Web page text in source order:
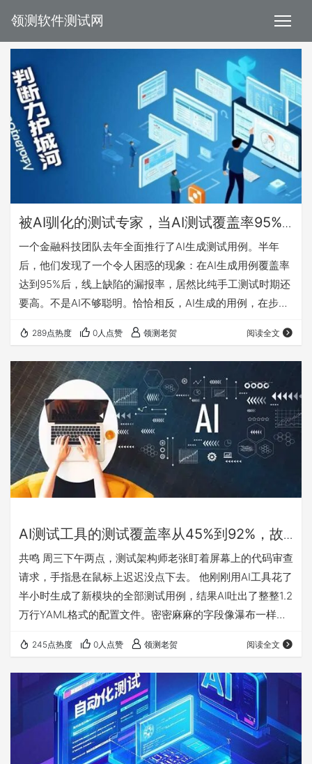
领测软件测试网
被AI驯化的测试专家，当AI测试覆盖率95%
时，缺陷漏报率反而更高了：判断力退化的
真相是什么？
一个金融科技团队去年全面推行了AI生成测试用例。半年
后，他们发现了一个令人困惑的现象：在AI生成用例覆盖率
达到95%后，线上缺陷的漏报率，居然比纯手工测试时期还
要高。不是AI不够聪明。恰恰相反，AI生成的用例，在步骤
“审核”环节。那些被定义为“高维审核者”的资深测试工程
师，他们能一眼看出“这个用例逻辑不对”，但当被追问“哪里
不对，应该怎么改”时，答案变得模糊：“感觉……好像少了点
业务语义的考量。”他们失去了判断“好”的具体能力。 这事儿
让我想起一个更广为人知的矛…
289点热度 0人点赞 领测老贺 阅读全文
AI测试工具的测试覆盖率从45%到92%，故
障率反而涨了15%
共鸣 周三下午两点，测试架构师老张盯着屏幕上的代码审查
请求，手指悬在鼠标上迟迟没点下去。 他刚刚用AI工具花了
半小时生成了新模块的全部测试用例，结果AI吐出了整整1.2
万行YAML格式的配置文件。密密麻麻的字段像瀑布一样滚
遍，今天别想下班了。 更讽刺的是，他隐约记得上个月刚清
理过一批类似的AI生成用例——那些冗余的边界条件从没触
发过任何bug。办公室里空调嗡嗡作响，窗外知了的叫声一
阵阵传来，老张的咖啡早凉透了。他盯着屏幕上那行绿色
的"生成完成"，突然觉得这四个字有点…
245点热度 0人点赞 领测老贺 阅读全文